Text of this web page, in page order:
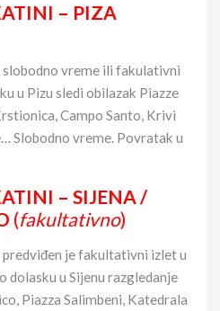
– PIZA
slobodno vreme ili fakulativni
u Pizu sledi obilazak Piazze
Campo Santo, Krivi
Slobodno vreme. Povratak u
– SIJENA /
(fakultativno)
predviđen je fakultativni izlet u
dolasku u Sijenu razgledanje
Piazza Salimbeni, Katedrala